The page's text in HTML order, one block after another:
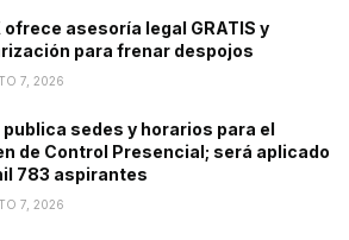
ofrece asesoría legal GRATIS y
para frenar despojos
7, 2026
publica sedes y horarios para el
de Control Presencial; será aplicado
783 aspirantes
7, 2026